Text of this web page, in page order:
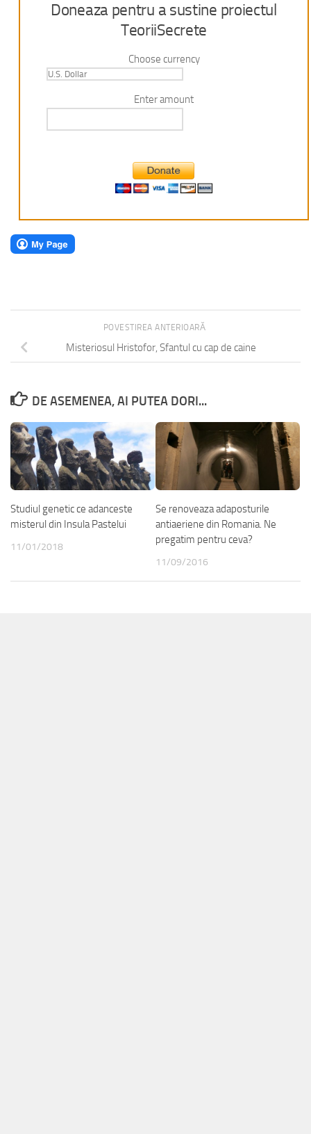
Doneaza pentru a sustine proiectul
TeoriiSecrete
Choose currency
Enter amount
POVESTIREA ANTERIOARĂ
Misteriosul Hristofor, Sfantul cu cap de caine
DE ASEMENEA, AI PUTEA DORI...
Studiul genetic ce adanceste
misterul din Insula Pastelui
11/01/2018
Se renoveaza adaposturile
antiaeriene din Romania. Ne
pregatim pentru ceva?
11/09/2016